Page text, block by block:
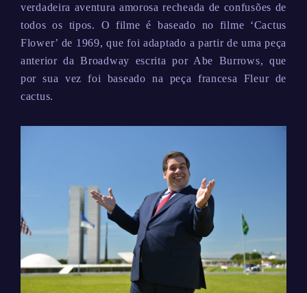
verdadeira aventura amorosa recheada de confusões de
todos os tipos. O filme é baseado no filme ‘Cactus
Flower’ de 1969, que foi adaptado a partir de uma peça
anterior da Broadway escrita por Abe Burrows, que
por sua vez foi baseado na peça francesa Fleur de
cactus.